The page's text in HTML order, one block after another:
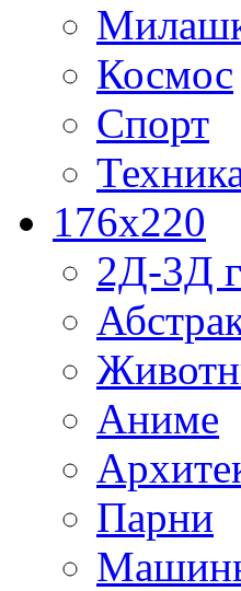
Космос
Спорт
176x220
2Д-3Д
Аниме
Парни